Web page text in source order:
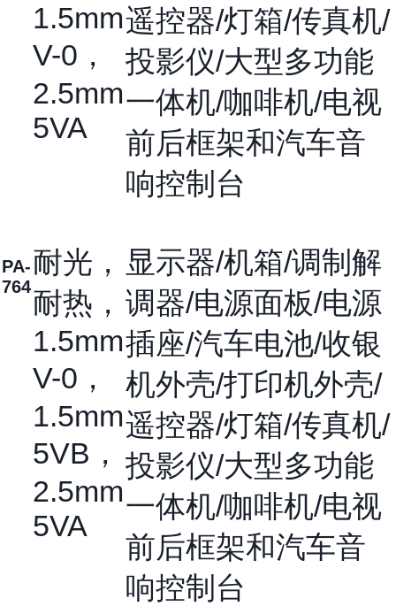
1.5mm
V-0，
2.5mm
5VA
遥控器/灯箱/传真机/
投影仪/大型多功能
一体机/咖啡机/电视
前后框架和汽车音
响控制台
PA-
764
耐光，
耐热，
1.5mm
V-0，
1.5mm
5VB，
2.5mm
5VA
显示器/机箱/调制解
调器/电源面板/电源
插座/汽车电池/收银
机外壳/打印机外壳/
遥控器/灯箱/传真机/
投影仪/大型多功能
一体机/咖啡机/电视
前后框架和汽车音
响控制台